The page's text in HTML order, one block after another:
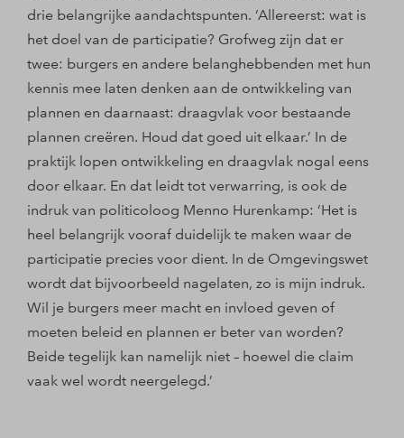
drie belangrijke aandachtspunten. ‘Allereerst: wat is
het doel van de participatie? Grofweg zijn dat er
twee: burgers en andere belanghebbenden met hun
kennis mee laten denken aan de ontwikkeling van
plannen en daarnaast: draagvlak voor bestaande
plannen creëren. Houd dat goed uit elkaar.’ In de
praktijk lopen ontwikkeling en draagvlak nogal eens
door elkaar. En dat leidt tot verwarring, is ook de
indruk van politicoloog Menno Hurenkamp: ‘Het is
heel belangrijk vooraf duidelijk te maken waar de
participatie precies voor dient. In de Omgevingswet
wordt dat bijvoorbeeld nagelaten, zo is mijn indruk.
Wil je burgers meer macht en invloed geven of
moeten beleid en plannen er beter van worden?
Beide tegelijk kan namelijk niet – hoewel die claim
vaak wel wordt neergelegd.’